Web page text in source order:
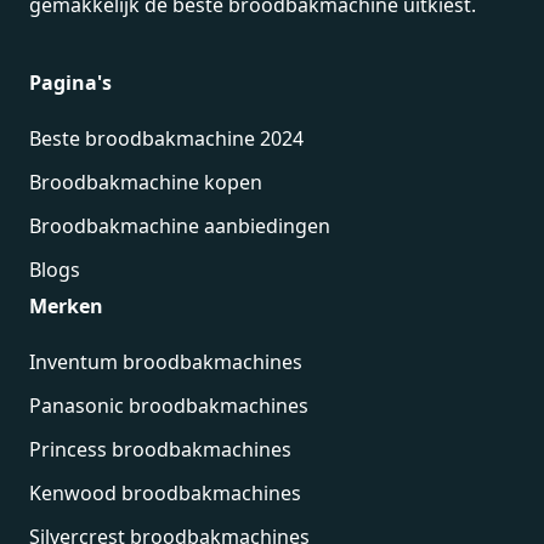
Pagina's
Beste broodbakmachine 2024
Broodbakmachine kopen
Broodbakmachine aanbiedingen
Blogs
Merken
Inventum broodbakmachines
Panasonic broodbakmachines
Princess broodbakmachines
Kenwood broodbakmachines
Silvercrest broodbakmachines